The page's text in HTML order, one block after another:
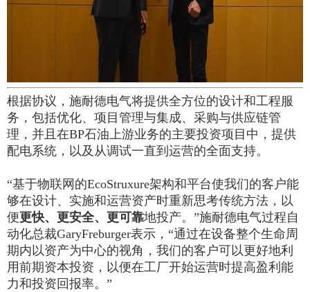
根据协议， 施耐德电气将提供全方位的设计和工程服
务，包括优化、项目管理与集成、采购与供应链管
理，并且在BP石油上游业务的主要投资项目中，提供
配电系统，以及从调试一直到运营的全面支持。
“基于物联网的EcoStruxure架构和平台使我们的客户能
够在设计、实施和运营资产时重新思考传统方法，以
便更快、更安全、更可靠地投产。”施耐德电气过程自
动化总裁GaryFreburger表示，“通过在设备整个生命周
期内以资产为中心的视角，我们的客户可以更好地利
用前期资本投资，以便在工厂开始运营时提高盈利能
力和投资回报率。”